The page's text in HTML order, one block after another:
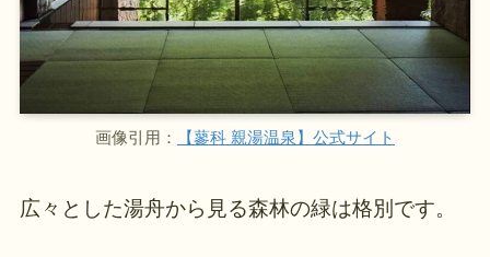
画像引用： 【蓼科 親湯温泉】公式サイト
広々とした湯舟から見る森林の緑は格別です。